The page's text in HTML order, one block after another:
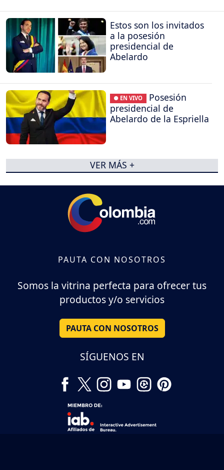
Estos son los invitados
a la posesión
presidencial de
Abelardo
● EN VIVO
Posesión
presidencial de
Abelardo de la Espriella
VER MÁS +
PAUTA CON NOSOTROS
Somos la vitrina perfecta para ofrecer tus
productos y/o servicios
PAUTA CON NOSOTROS
SÍGUENOS EN